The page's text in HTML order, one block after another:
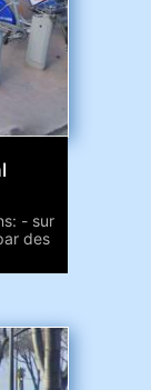
- sur
des